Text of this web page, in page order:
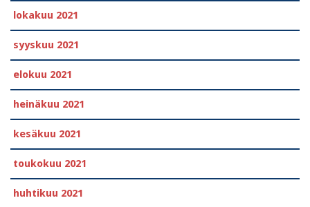
lokakuu 2021
syyskuu 2021
elokuu 2021
heinäkuu 2021
kesäkuu 2021
toukokuu 2021
huhtikuu 2021